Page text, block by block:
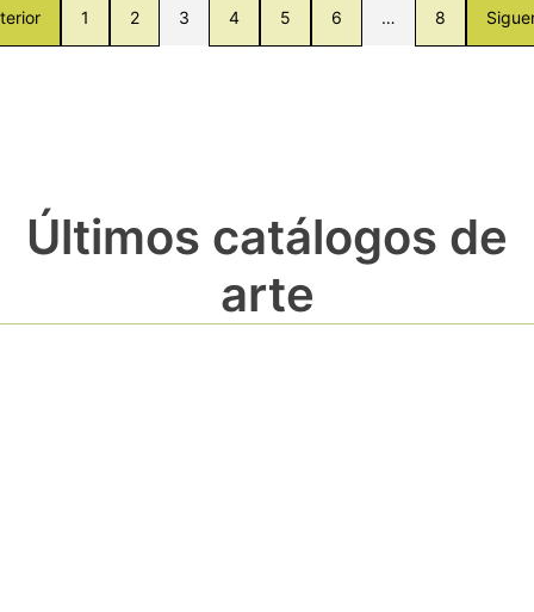
1 2 3 4 5 6 … 8
Últimos catálogos de
arte